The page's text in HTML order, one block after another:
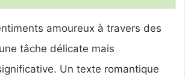
amoureux à travers des
tâche délicate mais
Un texte romantique